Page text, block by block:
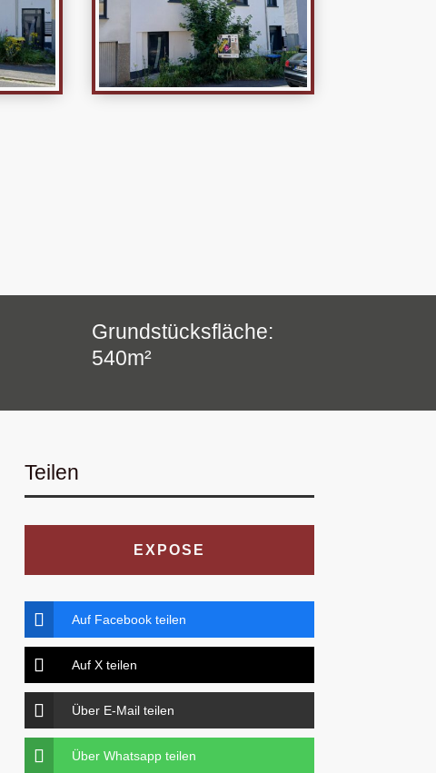
Grundstücksfläche:
540m²
Teilen
EXPOSE
Auf Facebook teilen
Auf X teilen
Über E-Mail teilen
Über Whatsapp teilen